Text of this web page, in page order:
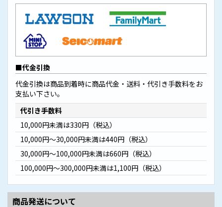
代金引換
代金引換は商品到着時に商品代金・送料・代引き手数料をお
支払い下さい。
代引き手数料
10,000円未満は330円（税込）
10,000円～30,000円未満は440円（税込）
30,000円～100,000円未満は660円（税込）
100,000円～300,000円未満は1,100円（税込）
商品発送について